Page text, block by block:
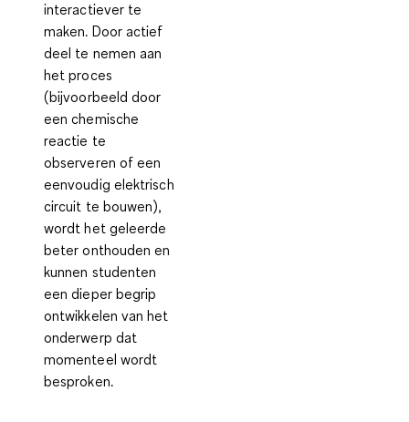
interactiever te
maken. Door actief
deel te nemen aan
het proces
(bijvoorbeeld door
een chemische
reactie te
observeren of een
eenvoudig elektrisch
circuit te bouwen),
wordt het geleerde
beter onthouden en
kunnen studenten
een dieper begrip
ontwikkelen van het
onderwerp dat
momenteel wordt
besproken.